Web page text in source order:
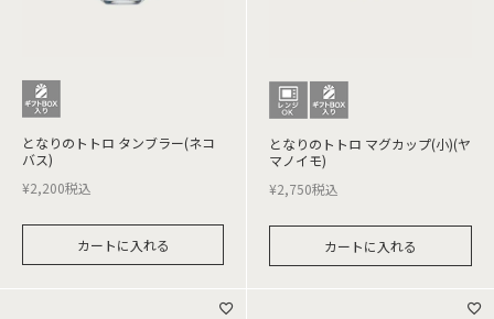
となりのトトロ タンブラー(ネコ
バス)
¥2,200税込
カートに入れる
となりのトトロ マグカップ(小)(ヤ
マノイモ)
¥2,750税込
カートに入れる